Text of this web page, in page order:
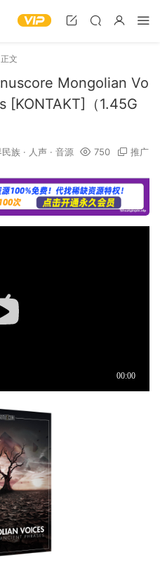
正文
Mongolian Vo
[KONTAKT]（1.45G
民族 · 人声 · 音源 750 推广